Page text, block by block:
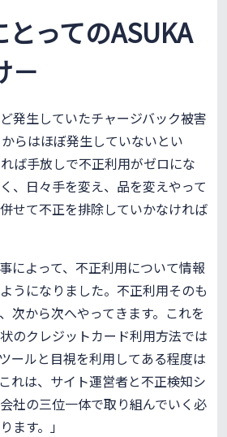
とってのASUKA
－
発生していたチャージバック被害
らはほぼ発生していないとい
ば手放しで不正利用がゼロにな
、日々手を変え、品を変えやって
せて不正を排除していかなければ
によって、不正利用について情報
うになりました。不正利用そのも
次から次へやってきます。これを
のクレジットカード利用方法では
ールと目視を利用してある程度は
れは、サイト運営者と不正検知シ
社の三位一体で取り組んでいく必
ます。」